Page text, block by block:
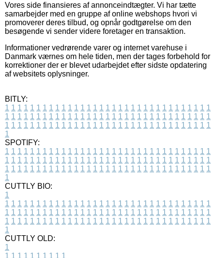
Vores side finansieres af annonceindtægter. Vi har tætte
samarbejder med en gruppe af online webshops hvori vi
promoverer deres tilbud, og opnår godtgørelse om den
besøgende vi sender videre foretager en transaktion.
Informationer vedrørende varer og internet varehuse i
Danmark værnes om hele tiden, men der tages forbehold for
korrektioner der er blevet udarbejdet efter sidste opdatering
af websitets oplysninger.
BITLY:
1 1 1 1 1 1 1 1 1 1 1 1 1 1 1 1 1 1 1 1 1 1 1 1 1 1 1 1 1 1 1 1 1
1 1 1 1 1 1 1 1 1 1 1 1 1 1 1 1 1 1 1 1 1 1 1 1 1 1 1 1 1 1 1 1 1
1 1 1 1 1 1 1 1 1 1 1 1 1 1 1 1 1 1 1 1 1 1 1 1 1 1 1 1 1 1 1 1 1
1
SPOTIFY:
1 1 1 1 1 1 1 1 1 1 1 1 1 1 1 1 1 1 1 1 1 1 1 1 1 1 1 1 1 1 1 1 1
1 1 1 1 1 1 1 1 1 1 1 1 1 1 1 1 1 1 1 1 1 1 1 1 1 1 1 1 1 1 1 1 1
1 1 1 1 1 1 1 1 1 1 1 1 1 1 1 1 1 1 1 1 1 1 1 1 1 1 1 1 1 1 1 1 1
1
CUTTLY BIO:
1
1 1 1 1 1 1 1 1 1 1 1 1 1 1 1 1 1 1 1 1 1 1 1 1 1 1 1 1 1 1 1 1 1
1 1 1 1 1 1 1 1 1 1 1 1 1 1 1 1 1 1 1 1 1 1 1 1 1 1 1 1 1 1 1 1 1
1 1 1 1 1 1 1 1 1 1 1 1 1 1 1 1 1 1 1 1 1 1 1 1 1 1 1 1 1 1 1 1 1
1
CUTTLY OLD:
1
1 1 1 1 1 1 1 1 1 1